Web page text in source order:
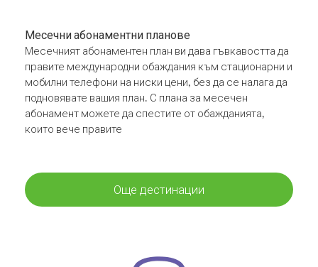
Месечни абонаментни планове
Месечният абонаментен план ви дава гъвкавостта да
правите международни обаждания към стационарни и
мобилни телефони на ниски цени, без да се налага да
подновявате вашия план. С плана за месечен
абонамент можете да спестите от обажданията,
които вече правите
Още дестинации